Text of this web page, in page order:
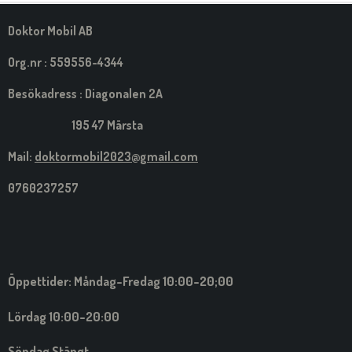
Doktor Mobil AB
Org.nr : 559556-4344
Besökadress : Diagonalen 2A
195 47 Märsta
Mail: doktormobil2023@gmail.com
0760237257
Öppettider: Måndag-Fredag 10:00-20;00
Lördag 10:00-20:00